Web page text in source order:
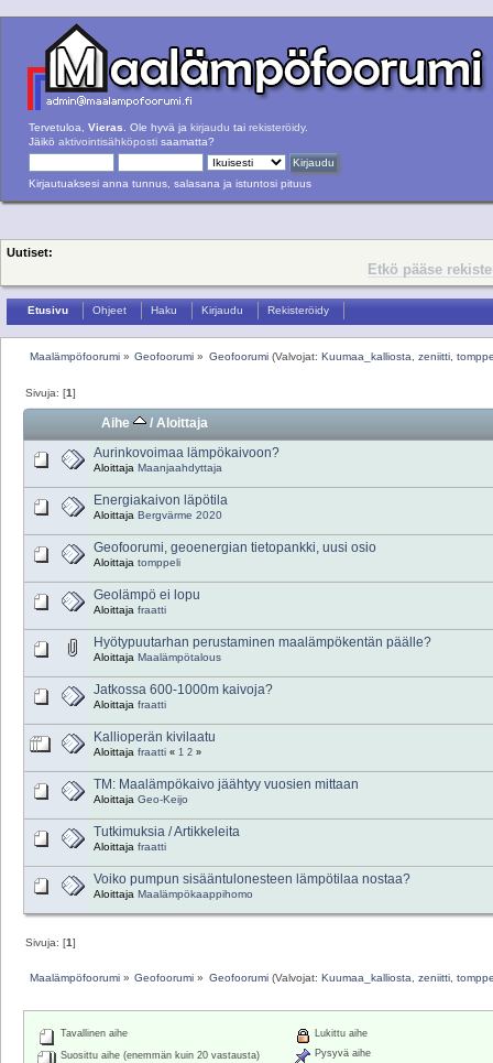
Tervetuloa, Vieras . Ole hyvä ja kirjaudu tai rekisteröidy.
Jäikö aktivointisähköposti saamatta?
Kirjautuaksesi anna tunnus, salasana ja istuntosi pituus
Uutiset:
Etkö pääse
Etusivu Ohjeet Haku Kirjaudu Rekisteröidy
Maalämpöfoorumi» Geofoorumi » Geofoorumi (Valvojat: Kuumaa_kalliosta,zeniitti,
Sivuja: [1]
Aihe /Aloittaja
Aurinkovoimaa lämpökaivoon?
Aloittaja Maanjaahdyttaja
Energiakaivon läpötila
Aloittaja Bergvärme 2020
Geofoorumi, geoenergian tietopankki, uusi osio
Aloittaja tomppeli
Geolämpö ei lopu
Aloittaja fraatti
Hyötypuutarhan perustaminen maalämpökentän päälle?
Aloittaja Maalämpötalous
Jatkossa 600-1000m kaivoja?
Aloittaja fraatti
Kallioperän kivilaatu
Aloittaja fraatti « 1 2 »
TM: Maalämpökaivo jäähtyy vuosien mittaan
Aloittaja Geo-Keijo
Tutkimuksia / Artikkeleita
Aloittaja fraatti
Voiko pumpun sisääntulonesteen lämpötilaa nostaa?
Aloittaja Maalämpökaappihomo
Sivuja: [1]
Maalämpöfoorumi» Geofoorumi » Geofoorumi (Valvojat:Kuumaa_kalliosta ,zeniitti ,
Tavallinen aihe
Suosittu aihe (enemmän kuin 20 vastausta)
Lukittu aihe
Pysyvä aihe